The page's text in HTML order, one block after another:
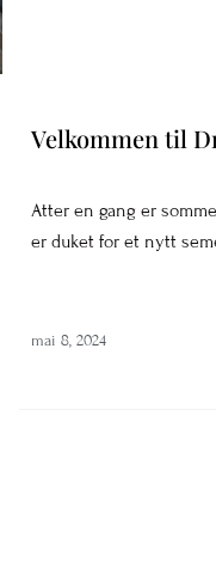
Velkommen til
Atter en gang er
er duket for et nytt
mai 8, 2024